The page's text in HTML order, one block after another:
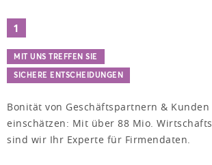
1
MIT UNS TREFFEN SIE
SICHERE ENTSCHEIDUNGEN
Bonität von Geschäftspartnern &
einschätzen: Mit über 88 Mio.
sind wir Ihr Experte für Firmendaten.